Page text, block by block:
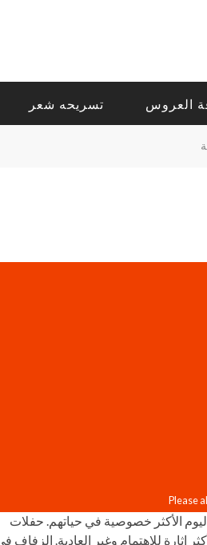
العروس تسريحه شعر
الأكثر خصوصية في حياتهم. حفلات
للاهتمام وغير العادية. الزفاف